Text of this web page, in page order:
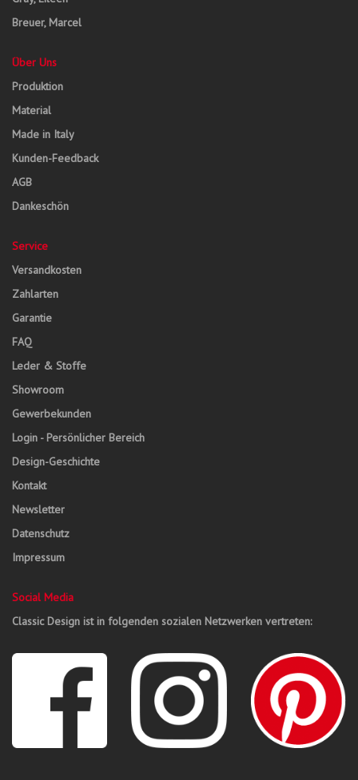
Breuer, Marcel
Über Uns
Produktion
Material
Made in Italy
Kunden-Feedback
AGB
Dankeschön
Service
Versandkosten
Zahlarten
Garantie
FAQ
Leder & Stoffe
Showroom
Gewerbekunden
Login - Persönlicher Bereich
Design-Geschichte
Kontakt
Newsletter
Datenschutz
Impressum
Social Media
Classic Design ist in folgenden sozialen Netzwerken vertreten: